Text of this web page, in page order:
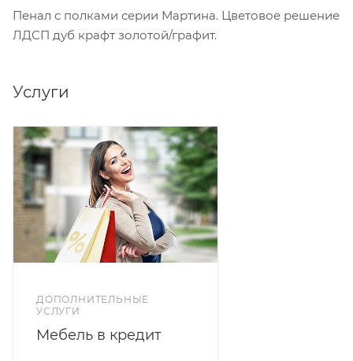
Пенал с полками серии Мартина. Цветовое решение
ЛДСП дуб крафт золотой/графит.
Услуги
ДОПОЛНИТЕЛЬНЫЕ
УСЛУГИ
Мебель в кредит